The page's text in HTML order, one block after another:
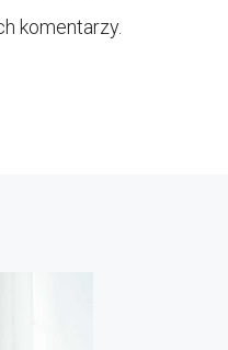
komentarzy.